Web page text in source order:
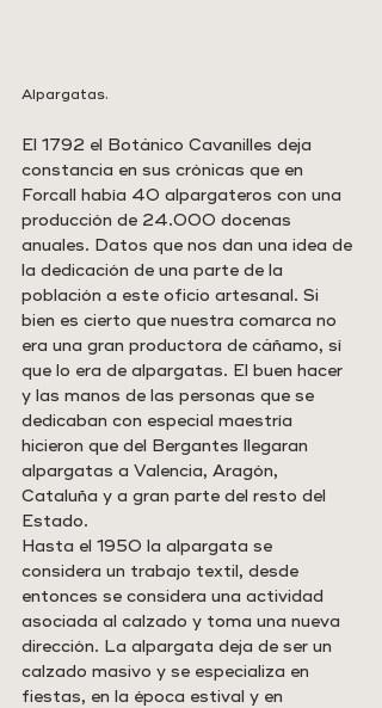
Alpargatas.
El 1792 el Botánico Cavanilles deja
constancia en sus crónicas que en
Forcall había 40 alpargateros con una
producción de 24.000 docenas
anuales. Datos que nos dan una idea de
la dedicación de una parte de la
población a este oficio artesanal. Si
bien es cierto que nuestra comarca no
era una gran productora de cáñamo, sí
que lo era de alpargatas. El buen hacer
y las manos de las personas que se
dedicaban con especial maestría
hicieron que del Bergantes llegaran
alpargatas a Valencia, Aragón,
Cataluña y a gran parte del resto del
Estado.
Hasta el 1950 la alpargata se
considera un trabajo textil, desde
entonces se considera una actividad
asociada al calzado y toma una nueva
dirección. La alpargata deja de ser un
calzado masivo y se especializa en
fiestas, en la época estival y en